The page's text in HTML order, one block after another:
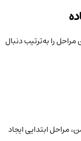
را به‌ترتیب دنبال
مراحل ابتدایی ایجاد